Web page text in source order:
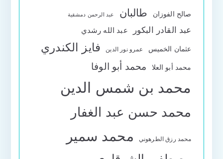
صالح الفوزان طالبان عبد الرحمن دمشقية
عبد القادر البكور عبد الله رشدي
عثمان الخميس عمرو نور الدين فايز الكندري
محمد أبو العلا محمد أبو الوفا
محمد بن شمس الدين
محمد حسن عبد الغفار
محمد رزق الطرهوني محمد سمير